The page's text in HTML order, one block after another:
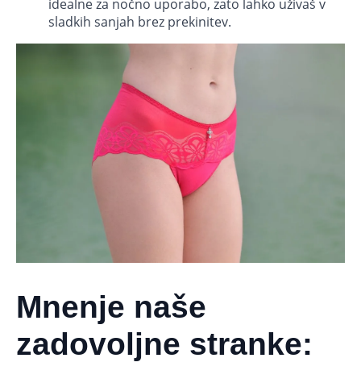
idealne za nočno uporabo, zato lahko uživaš v
sladkih sanjah brez prekinitev.
Mnenje naše
zadovoljne stranke: